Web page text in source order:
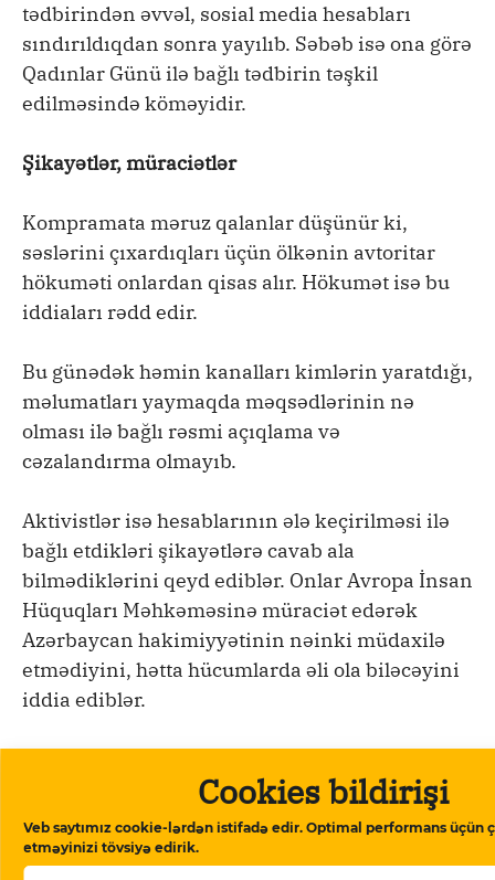
Cookies bildirişi
Veb saytımız cookie-lərdən istifadə edir. Optimal performans üçün
etməyinizi tövsiyə edirik.
tədbirindən əvvəl, sosial media hesabları
sındırıldıqdan sonra yayılıb. Səbəb isə ona görə
Qadınlar Günü ilə bağlı tədbirin təşkil
edilməsində köməyidir.
Şikayətlər, müraciətlər
Kompramata məruz qalanlar düşünür ki,
səslərini çıxardıqları üçün ölkənin avtoritar
hökuməti onlardan qisas alır. Hökumət isə bu
iddiaları rədd edir.
Bu günədək həmin kanalları kimlərin yaratdığı,
məlumatları yaymaqda məqsədlərinin nə
olması ilə bağlı rəsmi açıqlama və
cəzalandırma olmayıb.
Aktivistlər isə hesablarının ələ keçirilməsi ilə
bağlı etdikləri şikayətlərə cavab ala
bilmədiklərini qeyd ediblər. Onlar Avropa İnsan
Hüquqları Məhkəməsinə müraciət edərək
Azərbaycan hakimiyyətinin nəinki müdaxilə
etmədiyini, hətta hücumlarda əli ola biləcəyini
iddia ediblər.
Aktivistlərin əksəriyyəti “Pegasus”